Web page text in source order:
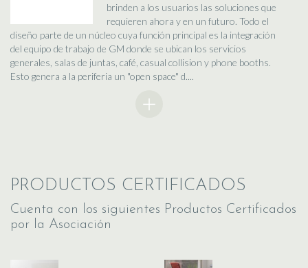
brinden a los usuarios las soluciones que
requieren ahora y en un futuro. Todo el
diseño parte de un núcleo cuya función principal es la integración
del equipo de trabajo de GM donde se ubican los servicios
generales, salas de juntas, café, casual collision y phone booths.
Esto genera a la periferia un "open space" d....
PRODUCTOS CERTIFICADOS
Cuenta con los siguientes Productos Certificados
por la Asociación